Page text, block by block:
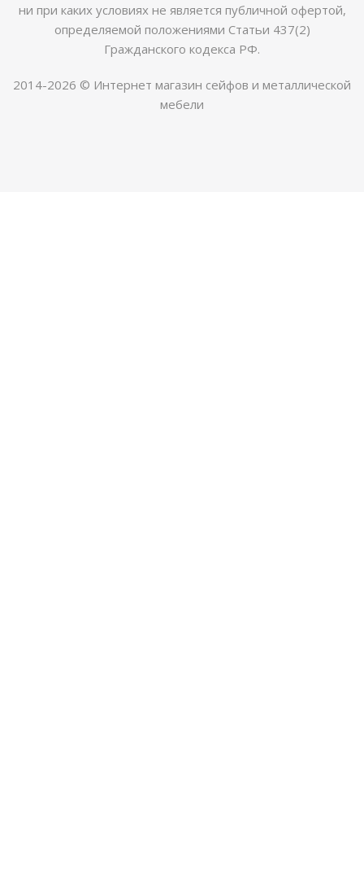
ни при каких условиях не является публичной офертой,
определяемой положениями Статьи 437(2)
Гражданского кодекса РФ.
2014-2026 © Интернет магазин сейфов и металлической
мебели